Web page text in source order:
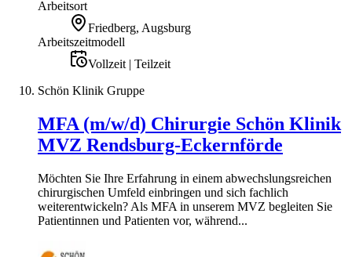
Arbeitsort
Friedberg, Augsburg
Arbeitszeitmodell
Vollzeit | Teilzeit
Schön Klinik Gruppe
MFA (m/w/d) Chirurgie Schön Klinik
MVZ Rendsburg-Eckernförde
Möchten Sie Ihre Erfahrung in einem abwechslungsreichen
chirurgischen Umfeld einbringen und sich fachlich
weiterentwickeln? Als MFA in unserem MVZ begleiten Sie
Patientinnen und Patienten vor, während...